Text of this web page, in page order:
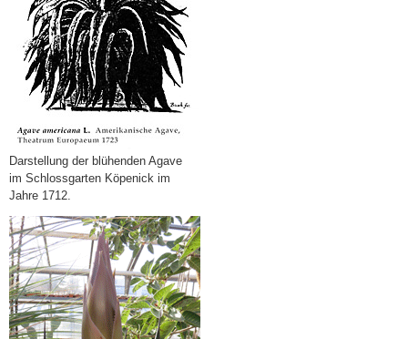
Darstellung der blühenden Agave
im Schlossgarten Köpenick im
Jahre 1712.